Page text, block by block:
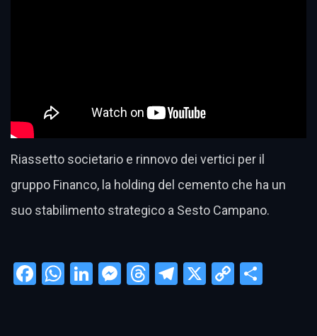
Riassetto societario e rinnovo dei vertici per il
gruppo Financo, la holding del cemento che ha un
suo stabilimento strategico a Sesto Campano.
Facebook
WhatsApp
LinkedIn
Messenger
Threads
Telegram
X
Copy